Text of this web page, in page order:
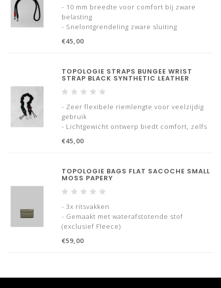
- 10 mm breedte voor comfort bij zware
belasting
- Snelontgrendeling zware sluiting
€45,00
TOPOLOGIE STRAPS BUNGEE WRIST
STRAP BLACK SYNTHETIC LEATHER
- Zeer flexibele riemlengte voor veelzijdig
gebruik
- Lichtgewicht ontwerp biedt comfort, zelfs
- Snelontgrendeling zware sluiting
€45,00
TOPOLOGIE BAGS FLAT SACOCHE SMALL
MOSS PAPERY
- 3x ritsvakken
- Gemaakt met waterafstotende stof
(exclusief Fleece)
€59,00